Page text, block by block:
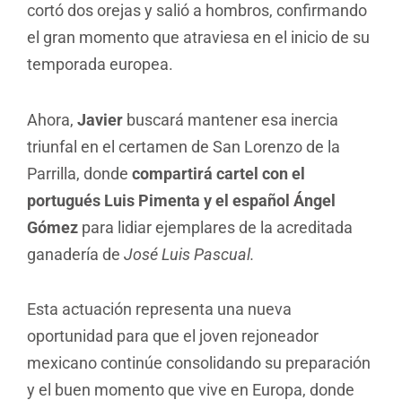
cortó dos orejas y salió a hombros, confirmando
el gran momento que atraviesa en el inicio de su
temporada europea.
Ahora, Javier buscará mantener esa inercia
triunfal en el certamen de San Lorenzo de la
Parrilla, donde compartirá cartel con el
portugués Luis Pimenta y el español Ángel
Gómez para lidiar ejemplares de la acreditada
ganadería de José Luis Pascual.
Esta actuación representa una nueva
oportunidad para que el joven rejoneador
mexicano continúe consolidando su preparación
y el buen momento que vive en Europa, donde